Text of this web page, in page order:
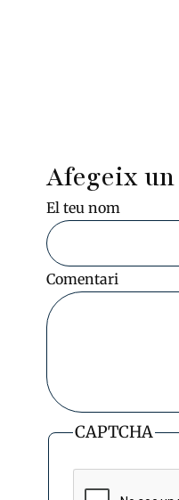
Afegeix
El teu nom
Comentari
CAPTCHA